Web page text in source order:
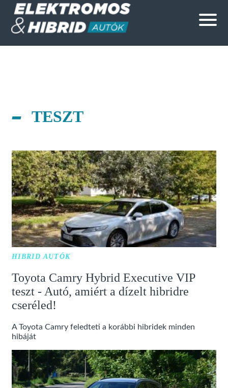
TESZT
HIBRID AUTÓK
Toyota Camry Hybrid Executive VIP
teszt - Autó, amiért a dízelt hibridre
cseréled!
A Toyota Camry feledteti a korábbi hibridek minden
hibáját